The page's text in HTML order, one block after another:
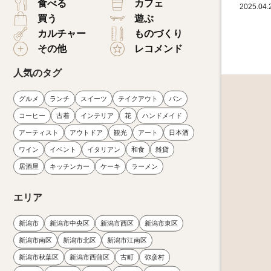
食べる
カフェ
買う
遊ぶ
カルチャー
ものづくり
その他
レコメンド
人気のタグ
グルメ ランチ スイーツ テイクアウト パン
コーヒー 古着 インテリア 花 ハンドメイド
アーティスト アウトドア 観光 アート 日本酒
ワイン イベント イタリアン 和食 雑貨
居酒屋 キッチンカー ケーキ ラーメン
エリア
新潟市 新潟市中央区 新潟市西区 新潟市東区
新潟市南区 新潟市北区 新潟市江南区
新潟市秋葉区 新潟市西蒲区 古町 弥彦村